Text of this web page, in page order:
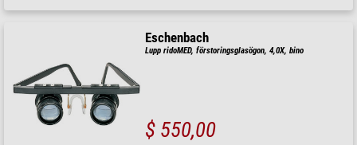
Eschenbach
Lupp ridoMED, förstoringsglasögon, 4,0X, bino
$ 550,00